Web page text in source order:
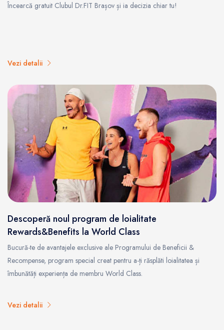
Încearcă gratuit Clubul Dr.FIT Brașov și ia decizia chiar tu!
Vezi detalii
Descoperă noul program de loialitate
Rewards&Benefits la World Class
Bucură-te de avantajele exclusive ale Programului de Beneficii &
Recompense, program special creat pentru a-ți răsplăti loialitatea și
îmbunătăți experiența de membru World Class.
Vezi detalii